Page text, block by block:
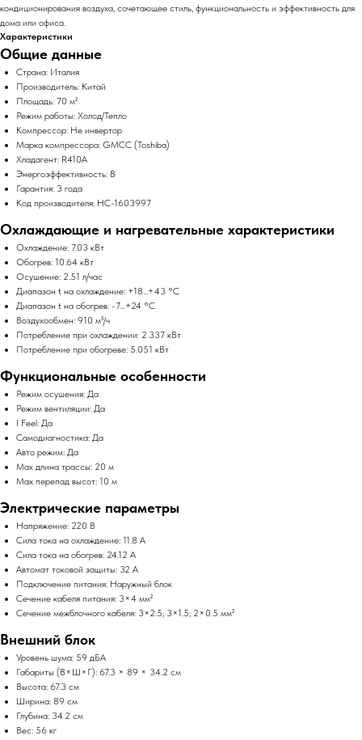
кондиционирования воздуха, сочетающее стиль, функциональность и эффективность для
дома или офиса.
Характеристики
Общие данные
Страна: Италия
Производитель: Китай
Площадь: 70 м²
Режим работы: Холод/Тепло
Компрессор: Не инвертор
Марка компрессора: GMCC (Toshiba)
Хладагент: R410A
Энергоэффективность: B
Гарантия: 3 года
Код производителя: НС-1603997
Охлаждающие и нагревательные характеристики
Охлаждение: 7.03 кВт
Обогрев: 10.64 кВт
Осушение: 2.51 л/час
Диапазон t на охлаждение: +18...+43 °С
Диапазон t на обогрев: -7…+24 °С
Воздухообмен: 910 м³/ч
Потребление при охлаждении: 2.337 кВт
Потребление при обогреве: 5.051 кВт
Функциональные особенности
Режим осушения: Да
Режим вентиляции: Да
I Feel: Да
Самодиагностика: Да
Авто режим: Да
Max длина трассы: 20 м
Max перепад высот: 10 м
Электрические параметры
Напряжение: 220 В
Сила тока на охлаждение: 11.8 А
Сила тока на обогрев: 24.12 А
Автомат токовой защиты: 32 А
Подключение питания: Наружный блок
Сечение кабеля питания: 3×4 мм²
Сечение межблочного кабеля: 3×2.5; 3×1.5; 2×0.5 мм²
Внешний блок
Уровень шума: 59 дБА
Габариты (В×Ш×Г): 67.3 × 89 × 34.2 см
Высота: 67.3 см
Ширина: 89 см
Глубина: 34.2 см
Вес: 56 кг